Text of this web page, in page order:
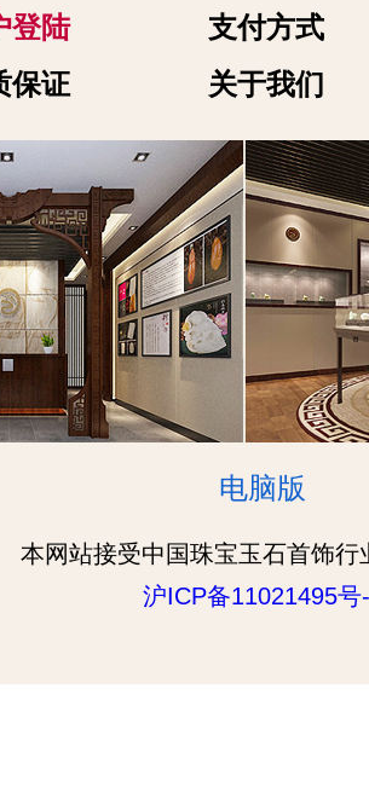
登陆
支付方式
保证
关于我们
电脑版
本网站接受中国珠宝玉石首饰行
沪ICP备11021495号